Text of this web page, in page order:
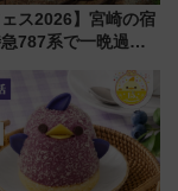
ェス2026】宮崎の宿
787系で一晩過ご
ま」が救世主に？